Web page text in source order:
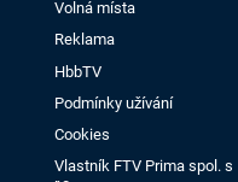
Volná místa
Reklama
HbbTV
Podmínky užívání
Cookies
Vlastník FTV Prima spol. s